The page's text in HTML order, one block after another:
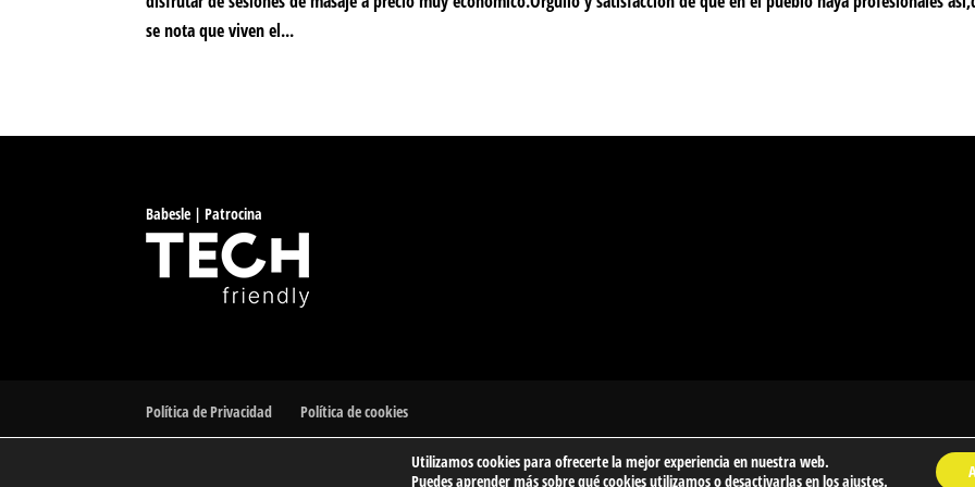
se nota que viven el...
Babesle | Patrocina
Política de Privacidad Política de cookies
© 2023 Barakaldo Atletismo Kluba | Club de Atletismo de Barakaldo
Utilizamos cookies para ofrecerte la mejor experiencia en nuestra web.
Puedes aprender más sobre qué cookies utilizamos o desactivarlas en losajustes.